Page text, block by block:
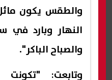
والطقس يكون
النهار وبارد في
والصباح الباكر".
وتابعت: